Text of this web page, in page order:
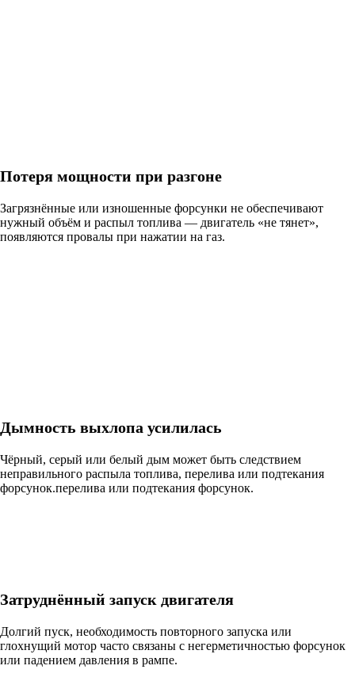
Потеря мощности при разгоне
Загрязнённые или изношенные форсунки не обеспечивают
нужный объём и распыл топлива — двигатель «не тянет»,
появляются провалы при нажатии на газ.
Дымность выхлопа усилилась
Чёрный, серый или белый дым может быть следствием
неправильного распыла топлива, перелива или подтекания
форсунок.перелива или подтекания форсунок.
Затруднённый запуск двигателя
Долгий пуск, необходимость повторного запуска или
глохнущий мотор часто связаны с негерметичностью форсунок
или падением давления в рампе.